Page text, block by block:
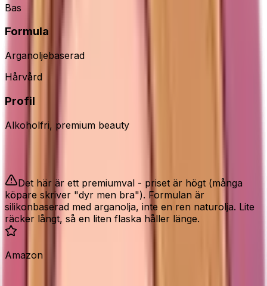
Bas
Formula
Arganoljebaserad
Hårvård
Profil
Alkoholfri, premium beauty
Det här är ett premiumval - priset är högt (många
köpare skriver "dyr men bra"). Formulan är
silikonbaserad med arganolja, inte en ren naturolja. Lite
räcker långt, så en liten flaska håller länge.
Amazon